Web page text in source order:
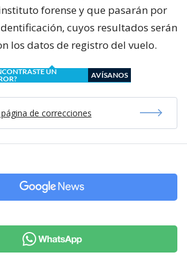
forense y que pasarán por
cuyos resultados serán
los datos de registro del vuelo.
UN
AVÍSANOS
de correcciones